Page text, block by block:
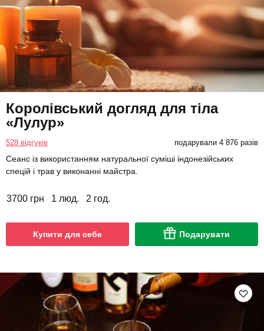
Королівський догляд для тіла
«Лулур»
528 відгуків подарували 4 876 разів
Сеанс із використанням натуральної суміші індонезійських
спецій і трав у виконанні майстра.
3700 грн 1 люд. 2 год.
Купити для себе Подарувати